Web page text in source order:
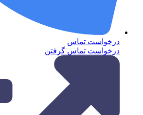
درخواست تماس
درخواست تماس گرفتن